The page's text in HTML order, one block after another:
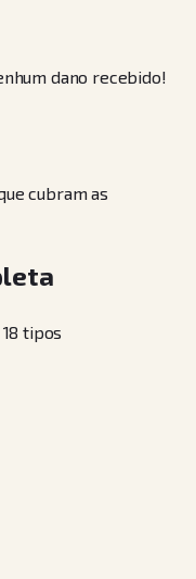
dano recebido!
cubram as
tipos